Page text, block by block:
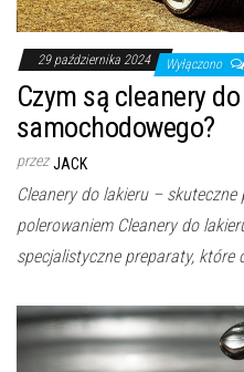
29 października 2024 Wyłączono
Czym są cleanery
samochodowego?
przez JACK
Cleanery do lakieru –
polerowaniem Cleanery do
specjalistyczne preparaty, które